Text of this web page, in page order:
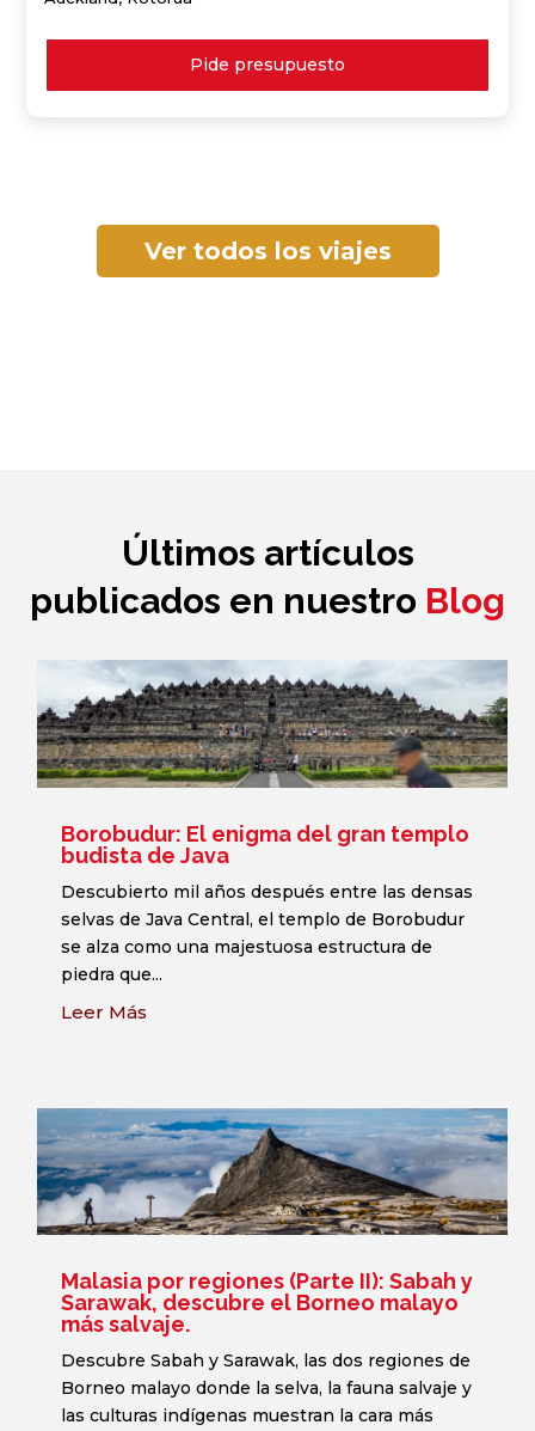
Pide presupuesto
Ver todos los viajes
Últimos artículos
publicados en nuestro Blog
Borobudur: El enigma del gran templo
budista de Java
Descubierto mil años después entre las densas
selvas de Java Central, el templo de Borobudur
se alza como una majestuosa estructura de
piedra que...
Leer Más
Malasia por regiones (Parte II): Sabah y
Sarawak, descubre el Borneo malayo
más salvaje.
Descubre Sabah y Sarawak, las dos regiones de
Borneo malayo donde la selva, la fauna salvaje y
las culturas indígenas muestran la cara más